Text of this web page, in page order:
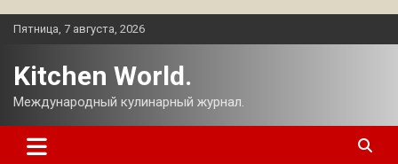
Перейти
Пятница, 7 августа, 2026
Kitchen World.
Международный кулинарный журнал.